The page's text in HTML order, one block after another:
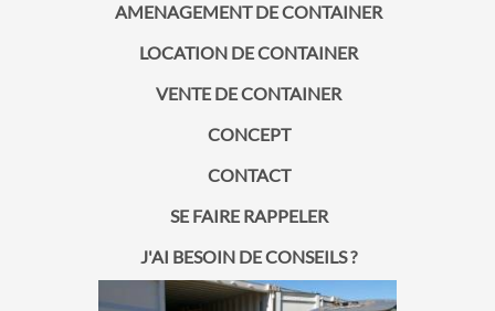
AMENAGEMENT DE CONTAINER
LOCATION DE CONTAINER
VENTE DE CONTAINER
CONCEPT
CONTACT
SE FAIRE RAPPELER
J'AI BESOIN DE CONSEILS ?